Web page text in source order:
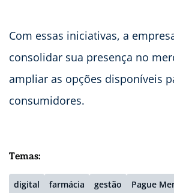
Com essas iniciativas, a
consolidar sua presença no
ampliar as opções disponíveis
consumidores.
Temas:
digital farmácia gestão Pague